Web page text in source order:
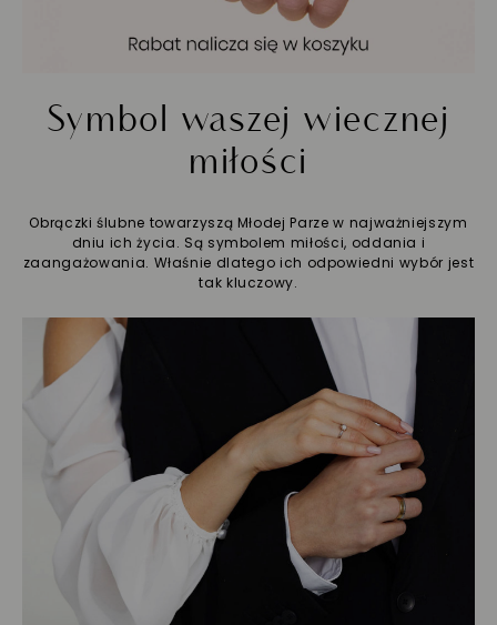
Symbol waszej wiecznej
miłości
Obrączki ślubne towarzyszą Młodej Parze w najważniejszym
dniu ich życia. Są symbolem miłości, oddania i
zaangażowania. Właśnie dlatego ich odpowiedni wybór jest
tak kluczowy.